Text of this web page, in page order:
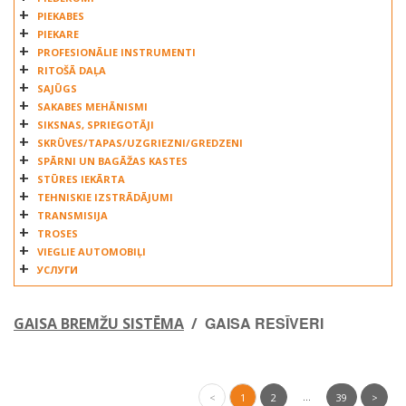
PIEKABES
PIEKARE
PROFESIONĀLIE INSTRUMENTI
RITOŠĀ DAĻA
SAJŪGS
SAKABES MEHĀNISMI
SIKSNAS, SPRIEGOTĀJI
SKRŪVES/TAPAS/UZGRIEZNI/GREDZENI
SPĀRNI UN BAGĀŽAS KASTES
STŪRES IEKĀRTA
TEHNISKIE IZSTRĀDĀJUMI
TRANSMISIJA
TROSES
VIEGLIE AUTOMOBIĻI
УСЛУГИ
GAISA BREMŽU SISTĒMA / GAISA RESĪVERI
< 1 2 ... 39 >